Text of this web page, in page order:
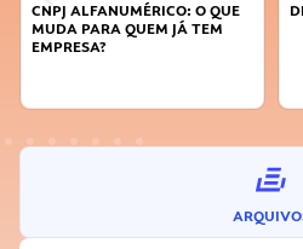
CNPJ ALFANUMÉRICO: O QUE
MUDA PARA QUEM JÁ TEM
EMPRESA?